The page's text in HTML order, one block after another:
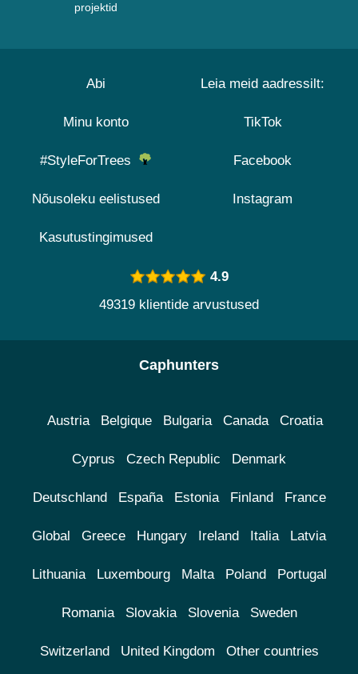
projektid
Abi
Minu konto
#StyleForTrees
Nõusoleku eelistused
Kasutustingimused
Leia meid aadressilt:
TikTok
Facebook
Instagram
4.9
49319 klientide arvustused
Caphunters
Austria Belgique Bulgaria Canada Croatia
Cyprus Czech Republic Denmark
Deutschland España Estonia Finland France
Global Greece Hungary Ireland Italia Latvia
Lithuania Luxembourg Malta Poland Portugal
Romania Slovakia Slovenia Sweden
Switzerland United Kingdom Other countries